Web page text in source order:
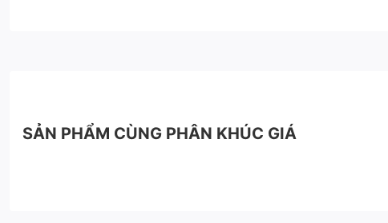
SẢN PHẨM CÙNG PHÂN KHÚC GIÁ